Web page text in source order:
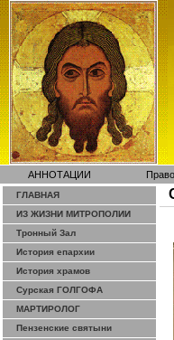
АННОТАЦИИ
ГЛАВНАЯ
ИЗ ЖИЗНИ МИТРОПОЛИИ
Тронный Зал
История епархии
История храмов
Сурская ГОЛГОФА
МАРТИРОЛОГ
Пензенские святыни